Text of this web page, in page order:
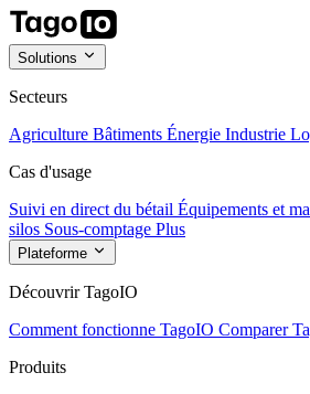
Solutions
Secteurs
Agriculture Bâtiments Énergie Industrie
Cas d'usage
Suivi en direct du bétail Équipements et
silos Sous-comptage Plus
Plateforme
Découvrir TagoIO
Comment fonctionne TagoIO Comparer
Produits